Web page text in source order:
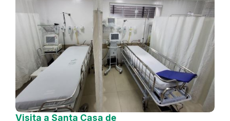
Visita a Santa Casa de